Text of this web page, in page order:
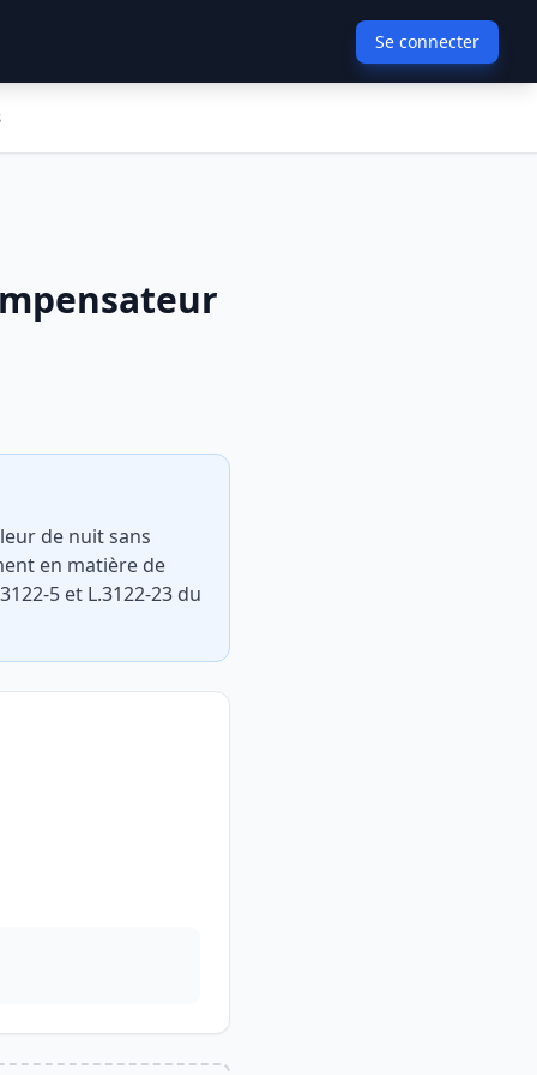
Se connecter
de nuit sans
en matière de
5 et L.3122-23 du